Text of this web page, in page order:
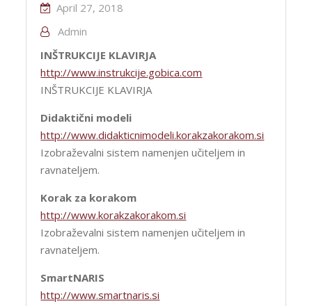
April 27, 2018
Admin
INŠTRUKCIJE KLAVIRJA
http://www.instrukcije.gobica.com
INŠTRUKCIJE KLAVIRJA
Didaktični modeli
http://www.didakticnimodeli.korakzakorakom.si
Izobraževalni sistem namenjen učiteljem in
ravnateljem.
Korak za korakom
http://www.korakzakorakom.si
Izobraževalni sistem namenjen učiteljem in
ravnateljem.
SmartNARIS
http://www.smartnaris.si